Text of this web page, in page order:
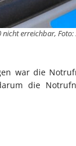
erreichbar,
war die
die